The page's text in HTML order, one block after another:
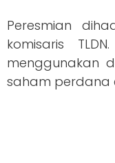
Peresmian
komisaris
menggunakan
saham perdana